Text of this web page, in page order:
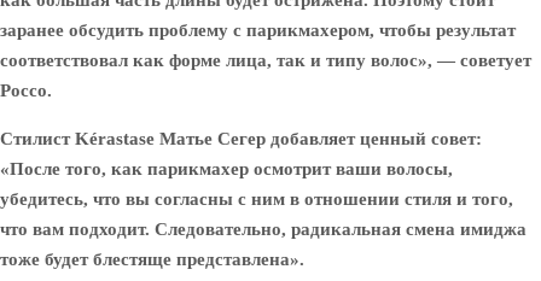
заранее обсудить проблему с парикмахером, чтобы результат
соответствовал как форме лица, так и типу волос», — советует
Россо.
Стилист Kérastase Матье Сегер добавляет ценный совет:
«После того, как парикмахер осмотрит ваши волосы,
убедитесь, что вы согласны с ним в отношении стиля и того,
что вам подходит. Следовательно, радикальная смена имиджа
тоже будет блестяще представлена».